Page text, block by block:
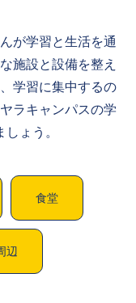
が学習と生活を通
施設と設備を整え
学習に集中するの
ラキャンパスの学
ょう。
食堂
辺